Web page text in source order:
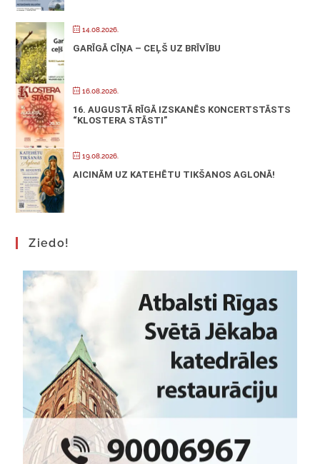
14.08.2026.
GARĪGĀ CĪŅA – CEĻŠ UZ BRĪVĪBU
16.08.2026.
16. AUGUSTĀ RĪGĀ IZSKANĒS KONCERTSTĀSTS
“KLOSTERA STĀSTI”
19.08.2026.
AICINĀM UZ KATEHĒTU TIKŠANOS AGLONĀ!
Ziedo!